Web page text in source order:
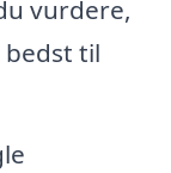
vurdere,
bedst til